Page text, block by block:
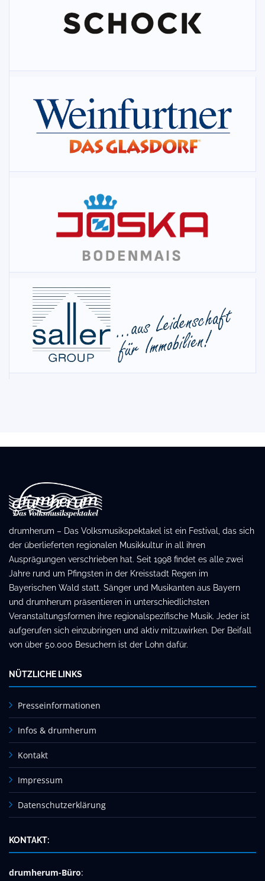
drumherum – Das Volksmusikspektakel ist ein Festival, das sich
der überlieferten regionalen Musikkultur in all ihren
Ausprägungen verschrieben hat. Seit 1998 findet es alle zwei
Jahre rund um Pfingsten in der Kreisstadt Regen im
Bayerischen Wald statt. Sänger und Musikanten aus Bayern
und drumherum präsentieren in unterschiedlichsten
Veranstaltungsformen ihre regionalspezifische Musik. Jeder ist
aufgerufen sich einzubringen und aktiv mitzuwirken. Der Beifall
von über 50.000 Besuchern ist der Lohn dafür.
NÜTZLICHE LINKS
Presseinformationen
Infos & drumherum
Kontakt
Impressum
Datenschutzerklärung
KONTAKT:
drumherum-Büro: